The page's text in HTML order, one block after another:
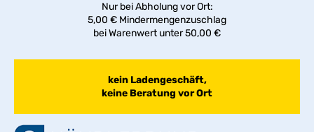
Nur bei Abholung vor Ort:
5,00 € Mindermengenzuschlag
bei Warenwert unter 50,00 €
kein Ladengeschäft,
keine Beratung vor Ort